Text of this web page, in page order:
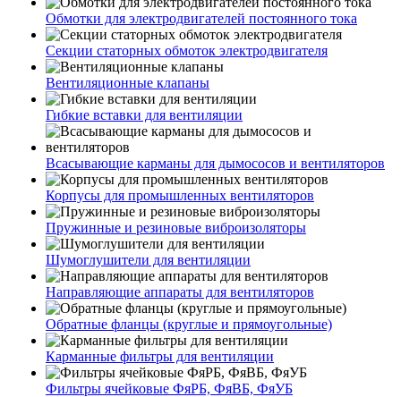
Обмотки для электродвигателей постоянного тока
Секции статорных обмоток электродвигателя
Вентиляционные клапаны
Гибкие вставки для вентиляции
Всасывающие карманы для дымососов и вентиляторов
Корпусы для промышленных вентиляторов
Пружинные и резиновые виброизоляторы
Шумоглушители для вентиляции
Направляющие аппараты для вентиляторов
Обратные фланцы (круглые и прямоугольные)
Карманные фильтры для вентиляции
Фильтры ячейковые ФяРБ, ФяВБ, ФяУБ